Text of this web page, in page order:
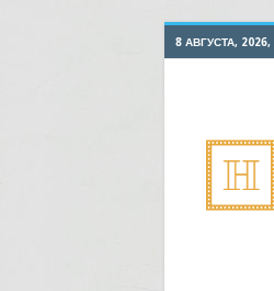
8 АВГУСТА, 2026,